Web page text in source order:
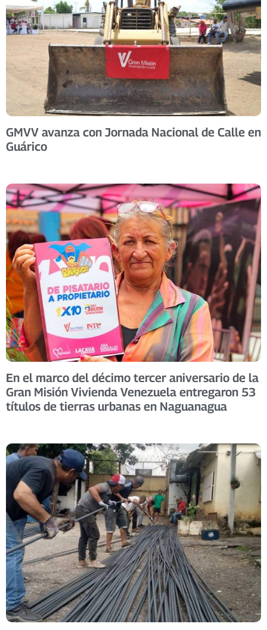
GMVV avanza con Jornada Nacional de Calle en
Guárico
En el marco del décimo tercer aniversario de la
Gran Misión Vivienda Venezuela entregaron 53
títulos de tierras urbanas en Naguanagua